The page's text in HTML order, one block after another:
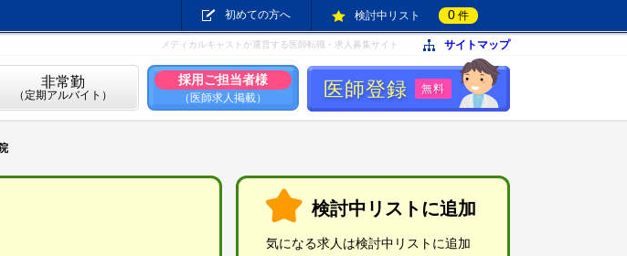
初めての方へ 検討中リスト 0 件
メディカルキャストが運営する医師転職・求人募集サイト サイトマップ
非常勤
（定期アルバイト）
採用ご担当者様
（医師求人掲載） 医師登録 無料
検討中リストに追加
気になる求人は検討中リストに追加